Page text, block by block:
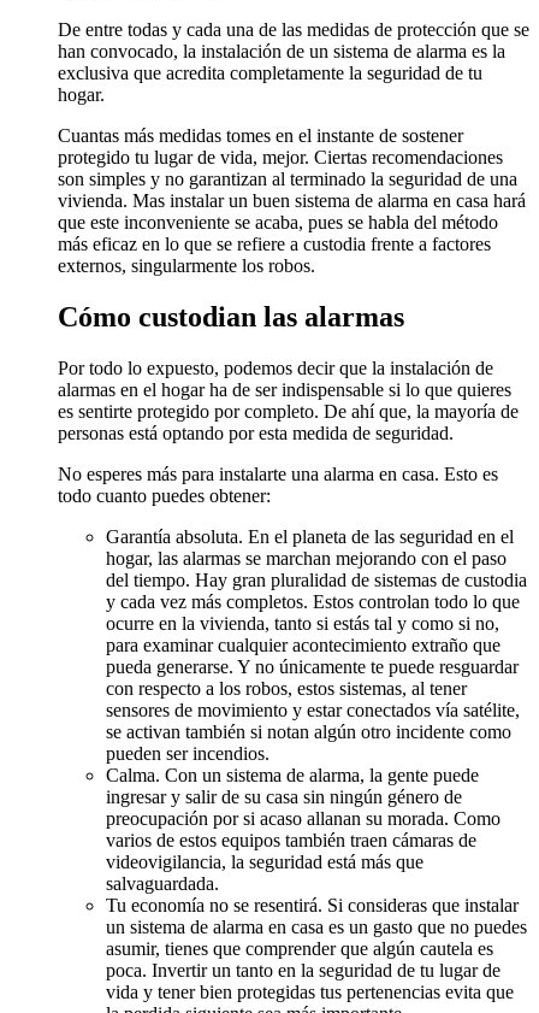
De entre todas y cada una de las medidas de protección que se
han convocado, la instalación de un sistema de alarma es la
exclusiva que acredita completamente la seguridad de tu
hogar.
Cuantas más medidas tomes en el instante de sostener
protegido tu lugar de vida, mejor. Ciertas recomendaciones
son simples y no garantizan al terminado la seguridad de una
vivienda. Mas instalar un buen sistema de alarma en casa hará
que este inconveniente se acaba, pues se habla del método
más eficaz en lo que se refiere a custodia frente a factores
externos, singularmente los robos.
Cómo custodian las alarmas
Por todo lo expuesto, podemos decir que la instalación de
alarmas en el hogar ha de ser indispensable si lo que quieres
es sentirte protegido por completo. De ahí que, la mayoría de
personas está optando por esta medida de seguridad.
No esperes más para instalarte una alarma en casa. Esto es
todo cuanto puedes obtener:
Garantía absoluta. En el planeta de las seguridad en el
hogar, las alarmas se marchan mejorando con el paso
del tiempo. Hay gran pluralidad de sistemas de custodia
y cada vez más completos. Estos controlan todo lo que
ocurre en la vivienda, tanto si estás tal y como si no,
para examinar cualquier acontecimiento extraño que
pueda generarse. Y no únicamente te puede resguardar
con respecto a los robos, estos sistemas, al tener
sensores de movimiento y estar conectados vía satélite,
se activan también si notan algún otro incidente como
pueden ser incendios.
Calma. Con un sistema de alarma, la gente puede
ingresar y salir de su casa sin ningún género de
preocupación por si acaso allanan su morada. Como
varios de estos equipos también traen cámaras de
videovigilancia, la seguridad está más que
salvaguardada.
Tu economía no se resentirá. Si consideras que instalar
un sistema de alarma en casa es un gasto que no puedes
asumir, tienes que comprender que algún cautela es
poca. Invertir un tanto en la seguridad de tu lugar de
vida y tener bien protegidas tus pertenencias evita que